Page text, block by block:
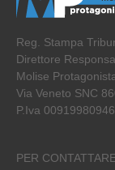
Reg. Stampa
Direttore
Molise
Via Veneto SNC
P.Iva 00919980946
PER